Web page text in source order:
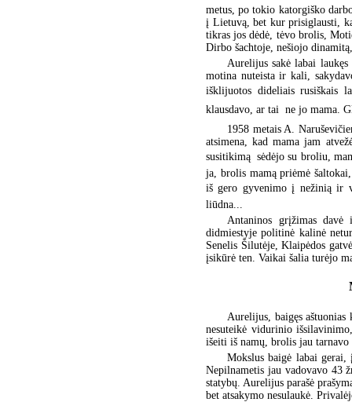
metus, po tokio katorgiško
į Lietuvą, bet kur prisiglausti,
tikras jos dėdė, tėvo brolis,
Dirbo šachtoje, nešiojo
Aurelijus sakė labai
motina nuteista ir kali,
išklijuotos dideliais rusiškais
klausdavo, ar tai  ne jo mama.
1958 metais A.
atsimena, kad mama jam
susitikimą  sėdėjo su broliu,
ja, brolis mamą priėmė
iš gero gyvenimo į nežinią ir
liūdna...
Antaninos grįžimas
didmiestyje politinė kalinė
Senelis Šilutėje, Klaipėdos
įsikūrė ten. Vaikai šalia turėjo
Aurelijus, baigęs
nesuteikė vidurinio
išeiti iš namų, brolis jau
Mokslus baigė labai gerai,
Nepilnametis jau vadovavo 43
statybų. Aurelijus parašė
bet atsakymo nesulaukė.